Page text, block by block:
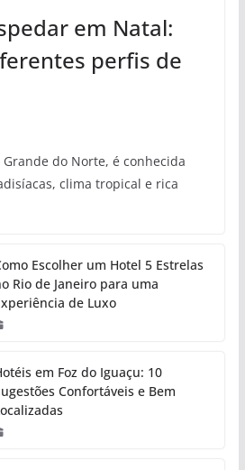
em Natal:
perfis de
do Norte, é conhecida
clima tropical e rica
Escolher um Hotel 5 Estrelas
Rio de Janeiro para uma
de Luxo
em Foz do Iguaçu: 10
Confortáveis e Bem